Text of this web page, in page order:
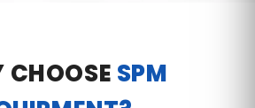
CHOOSE SPM